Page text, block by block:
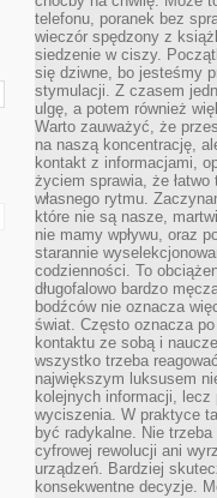
telefonu, poranek bez
wieczór spędzony z
siedzenie w ciszy.
się dziwne, bo jesteśmy
stymulacji. Z czasem
ulgę, a potem również
Warto zauważyć, że
na naszą koncentrację,
kontakt z informacjami,
życiem sprawia, że
własnego rytmu.
które nie są nasze,
nie mamy wpływu, oraz
starannie
codzienności. To
długofalowo bardzo
bodźców nie oznacza
świat. Często oznacza
kontaktu ze sobą i
wszystko trzeba
największym luksusem
kolejnych informacji,
wyciszenia. W praktyce
być radykalne. Nie
cyfrowej rewolucji ani
urządzeń. Bardziej
konsekwentne decyzje.